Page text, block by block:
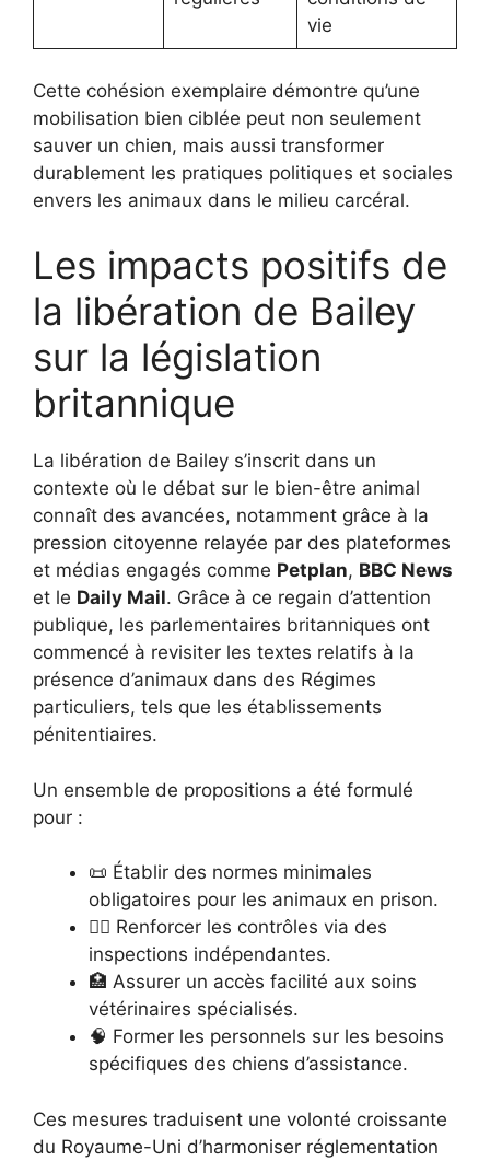
vie
Cette cohésion exemplaire démontre qu’une
mobilisation bien ciblée peut non seulement
sauver un chien, mais aussi transformer
durablement les pratiques politiques et sociales
envers les animaux dans le milieu carcéral.
Les impacts positifs de
la libération de Bailey
sur la législation
britannique
La libération de Bailey s’inscrit dans un
contexte où le débat sur le bien-être animal
connaît des avancées, notamment grâce à la
pression citoyenne relayée par des plateformes
et médias engagés comme Petplan, BBC News
et le Daily Mail. Grâce à ce regain d’attention
publique, les parlementaires britanniques ont
commencé à revisiter les textes relatifs à la
présence d’animaux dans des Régimes
particuliers, tels que les établissements
pénitentiaires.
Un ensemble de propositions a été formulé
pour :
📜 Établir des normes minimales
obligatoires pour les animaux en prison.
👩‍⚖️ Renforcer les contrôles via des
inspections indépendantes.
🏥 Assurer un accès facilité aux soins
vétérinaires spécialisés.
🧠 Former les personnels sur les besoins
spécifiques des chiens d’assistance.
Ces mesures traduisent une volonté croissante
du Royaume-Uni d’harmoniser réglementation